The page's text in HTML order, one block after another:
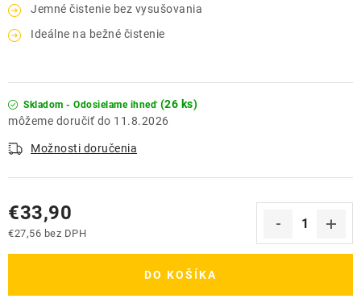
Jemné čistenie bez vysušovania
Ideálne na bežné čistenie
Skladom - Odosielame ihneď (26 ks)
11.8.2026
Možnosti doručenia
€33,90
€27,56 bez DPH
DO KOŠÍKA